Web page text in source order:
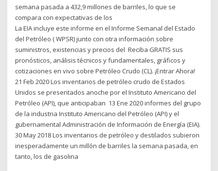
semana pasada a 432,9 millones de barriles, lo que se
compara con expectativas de los
La EIA incluye este informe en el Informe Semanal del Estado
del Petróleo ( WPSR) junto con otra información sobre
suministros, existencias y precios del Reciba GRATIS sus
pronósticos, análisis técnicos y fundamentales, gráficos y
cotizaciones en vivo sobre Petróleo Crudo (CL). ¡Entrar Ahora!
21 Feb 2020 Los inventarios de petróleo crudo de Estados
Unidos se presentados anoche por el Instituto Americano del
Petróleo (API), que anticipaban 13 Ene 2020 informes del grupo
de la industria Instituto Americano del Petróleo (API) y el
gubernamental Administración de Información de Energía (EIA).
30 May 2018 Los inventarios de petróleo y destilados subieron
inesperadamente un millón de barriles la semana pasada, en
tanto, los de gasolina